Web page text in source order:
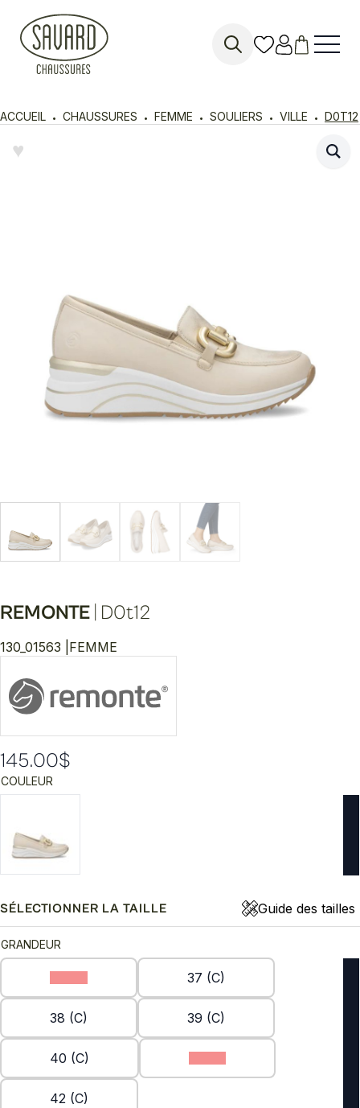
ACCUEIL CHAUSSURES FEMME SOULIERS VILLE D0T12
♥︎
REMONTE D0t12
130_01563 | FEMME
145.00$
COULEUR
SÉLECTIONNER LA TAILLE Guide des tailles
GRANDEUR
37 (C)
38 (C) 39 (C)
40 (C)
42 (C)